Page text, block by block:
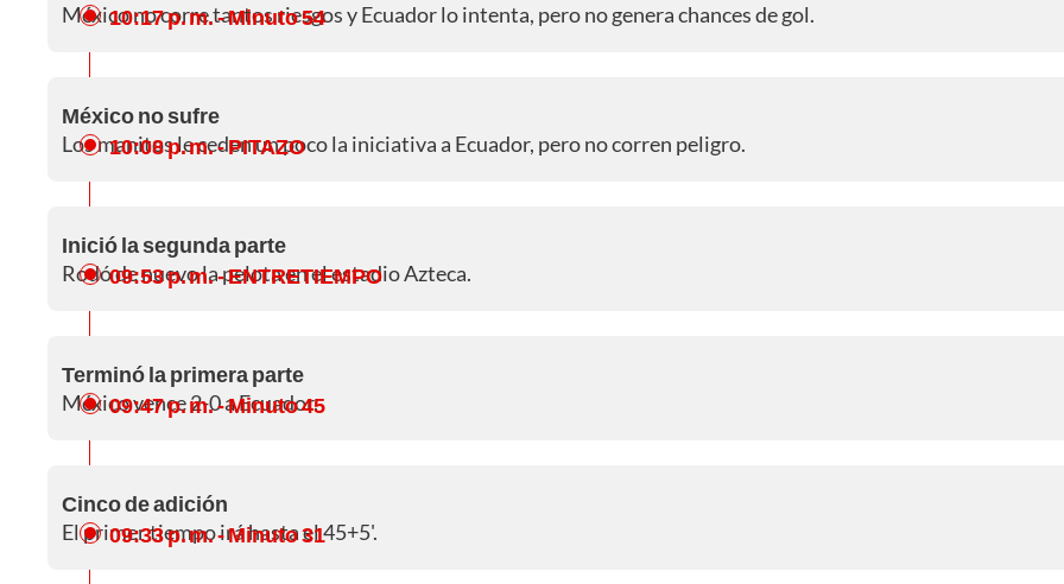
México no corre tantos riesgos y Ecuador lo intenta, pero no genera chances de gol.
10:17 p. m.- Minuto 54
México no sufre
Los manitos le ceden un poco la iniciativa a Ecuador, pero no corren peligro.
10:08 p. m.- PITAZO
Inició la segunda parte
Rodó de nuevo la pelota en el estadio Azteca.
09:53 p. m.- ENTRETIEMPO
Terminó la primera parte
México vence 2-0 a Ecuador.
09:47 p. m.- Minuto 45
Cinco de adición
El primer tiempo irá hasta el 45+5'.
09:33 p. m.- Minuto 31